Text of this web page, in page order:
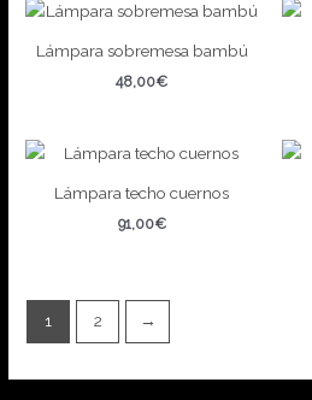
Lámpara sobremesa bambú
48,00€
Lámpara techo cuernos
91,00€
1 2 →